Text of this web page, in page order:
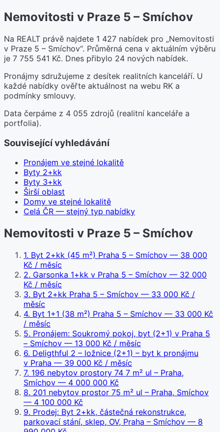
Nemovitosti v Praze 5 – Smíchov
Na REALT právě najdete 1 427 nabídek pro „Nemovitosti
v Praze 5 – Smíchov“. Průměrná cena v aktuálním výběru
je 7 755 541 Kč. Dnes přibylo 24 nových nabídek.
Pronájmy sdružujeme z desítek realitních kanceláří. U
každé nabídky ověřte aktuálnost na webu RK a
podmínky smlouvy.
Data čerpáme z 4 055 zdrojů (realitní kanceláře a
portfolia).
Související vyhledávání
Pronájem ve stejné lokalitě
Byty 2+kk
Byty 3+kk
Širší oblast
Domy ve stejné lokalitě
Celá ČR — stejný typ nabídky
Nemovitosti v Praze 5 – Smíchov
1. Byt 2+kk (45 m²) Praha 5 – Smíchov — 38 000
Kč / měsíc
2. Garsonka 1+kk v Praha 5 – Smíchov — 32 000
Kč / měsíc
3. Byt 2+kk Praha 5 – Smíchov — 33 000 Kč /
měsíc
4. Byt 1+1 (38 m²) Praha 5 – Smíchov — 33 000 Kč
/ měsíc
5. Pronájem: Soukromý pokoj, byt (2+1) v Praha 5
– Smíchov — 13 000 Kč / měsíc
6. Deligthful 2 – ložnice (2+1) – byt k pronájmu
v Praha — 39 000 Kč / měsíc
7. 196 nebytov prostory 74 7 m² ul – Praha,
Smíchov — 4 000 000 Kč
8. 201 nebytov prostor 75 m² ul – Praha, Smíchov
— 4 100 000 Kč
9. Prodej: Byt 2+kk, částečná rekonstrukce,
parkovací stání, sklep, OV, Praha – Smíchov — 8